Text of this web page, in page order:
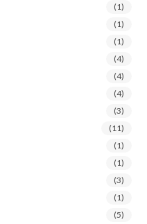
(1)
(1)
(1)
(4)
(4)
(4)
(3)
(11)
(1)
(1)
(3)
(1)
(5)